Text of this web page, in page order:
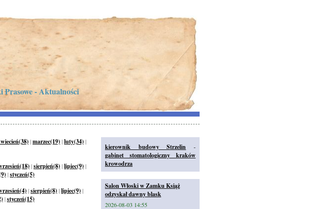
Prasowe - Aktualności
|marzec(19)|luty(34)|
|sierpień(8)|lipiec(9)|
|styczeń(5)
|sierpień(8)|lipiec(9)|
|styczeń(15)
kierownik budowy Strzelin -
gabinet stomatologiczny kraków
krowodrza
Salon Włoski w Zamku Książ
odzyskał dawny blask
2026-08-03 14:55